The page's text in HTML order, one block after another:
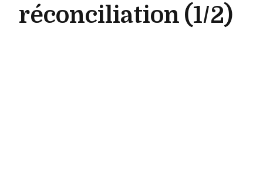
réconciliation (1/2)